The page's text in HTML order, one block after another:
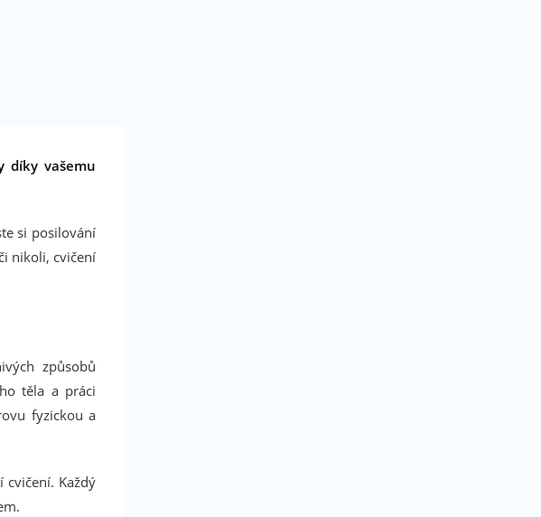
díky vašemu
si posilování
nikoli, cvičení
způsobů
těla a práci
fyzickou a
Každý